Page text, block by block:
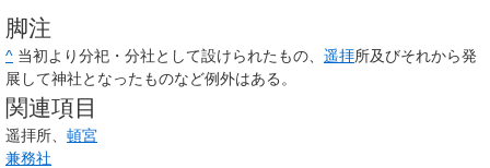
脚注
^ 当初より分祀・分社として設けられたもの、 遥拝所及びそれから発
展して神社となったものなど例外はある。
関連項目
遥拝所、 頓宮
兼務社